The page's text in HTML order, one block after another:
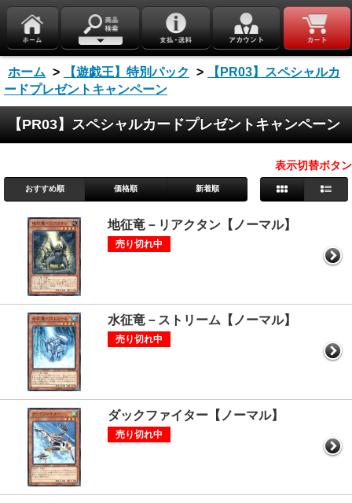
ホーム > 【遊戯王】特別パック >
【PR03】スペシャルカ
ードプレゼントキャンペーン
【PR03】スペシャルカードプレゼントキャンペーン
表示切替ボタン
おすすめ順 価格順 新着順
地征竜－リアクタン【ノーマル】
売り切れ中
水征竜－ストリーム【ノーマル】
売り切れ中
ダックファイター【ノーマル】
売り切れ中